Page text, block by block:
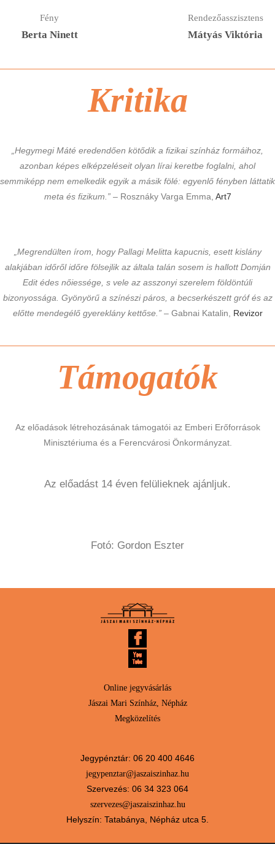
Fény
Berta Ninett
Rendezőasszisztens
Mátyás Viktória
Kritika
„Hegymegi Máté eredendően kötődik a fizikai színház formáihoz,
azonban képes elképzeléseit olyan lírai keretbe foglalni, ahol
semmiképp nem emelkedik egyik a másik fölé: egyenlő fényben láttatik
meta és fizikum.”– Rosznáky Varga Emma, Art7
„Megrendülten írom, hogy Pallagi Melitta kapucnis, esett kislány
alakjában időről időre fölsejlik az általa talán sosem is hallott Domján
Edit édes nőiessége, s vele az asszonyi szerelem földöntúli
bizonyossága. Gyönyörű a színészi páros, a becserkészett gróf és az
előtte mendegélő gyereklány kettőse.”– Gabnai Katalin, Revizor
Támogatók
Az előadások létrehozásának támogatói az Emberi Erőforrások
Minisztériuma és a Ferencvárosi Önkormányzat.
Az előadást 14 éven felülieknek ajánljuk.
Fotó: Gordon Eszter
Online jegyvásárlás
Jászai Mari Színház, Népház
Megközelítés
Jegypénztár: 06 20 400 4646
jegypenztar@jaszaiszinhaz.hu
Szervezés: 06 34 323 064
szervezes@jaszaiszinhaz.hu
Helyszín: Tatabánya, Népház utca 5.